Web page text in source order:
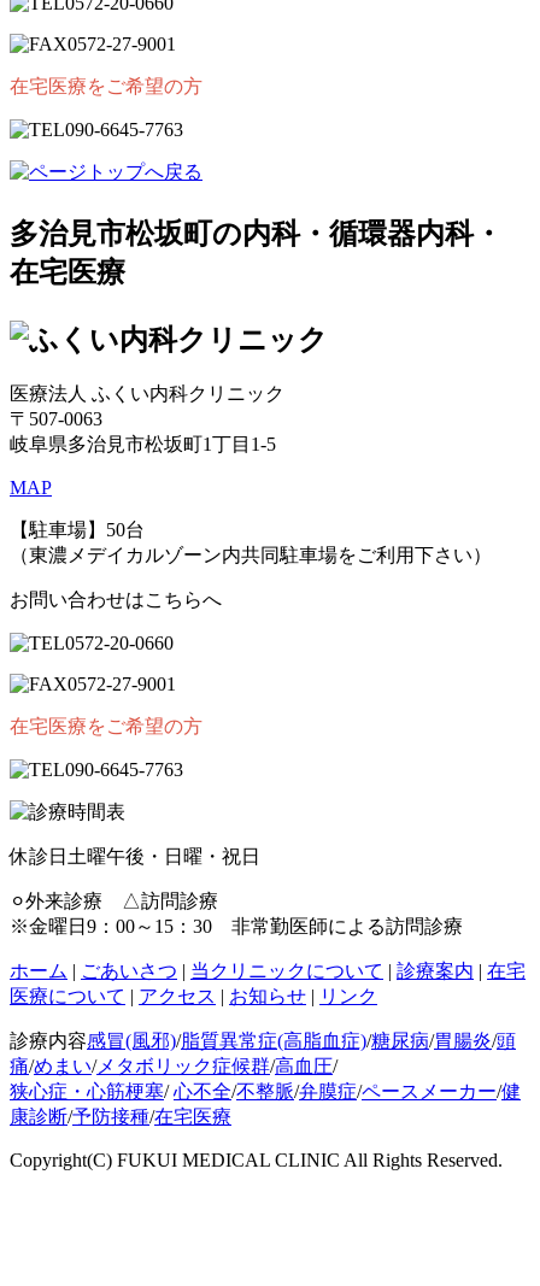
0572-27-9001
在宅医療をご希望の方
090-6645-7763
多治見市松坂町の内科・循環器内科・
在宅医療
医療法人 ふくい内科クリニック
〒507-0063
岐阜県多治見市松坂町1丁目1-5
MAP
【駐車場】50台
（東濃メデイカルゾーン内共同駐車場をご利用下さい）
お問い合わせはこちらへ
0572-20-0660
0572-27-9001
在宅医療をご希望の方
090-6645-7763
休診日 土曜午後・日曜・祝日
⚪︎外来診療 △訪問診療
※金曜日9：00～15：30 非常勤医師による訪問診療
ホーム | ごあいさつ | 当クリニックについて | 診療案内 | 在宅
医療について | アクセス | お知らせ | リンク
診療内容感冒(風邪)/脂質異常症(高脂血症)/糖尿病/胃腸炎/頭
痛/めまい/メタボリック症候群/高血圧/
狭心症・心筋梗塞/ 心不全/不整脈/弁膜症/ペースメーカー/健
康診断/予防接種/在宅医療
Copyright(C) FUKUI MEDICAL CLINIC All Rights Reserved.